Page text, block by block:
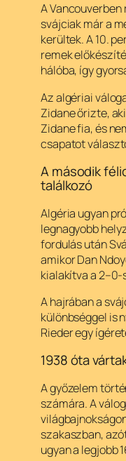
A
svájciak már a
kerültek. A 10.
remek
hálóba, így
Az algériai
Zidane őrizte,
Zidane fia, és
csapatot
A második
találkozó
Algéria ugyan
legnagyobb
fordulás után
amikor Dan
kialakítva a
A hajrában a
különbséggel is
Rieder egy
1938 óta
A győzelem
számára. A
szakaszban,
ugyan a legjobb